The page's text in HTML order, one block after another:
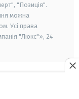
"Позиція".
можна
Усі права
"Люкс"», 24